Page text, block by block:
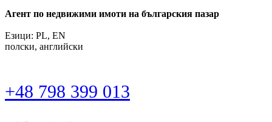
Агент по недвижими имоти на българския пазар
Езици: PL, EN
полски, английски
+48 798 399 013